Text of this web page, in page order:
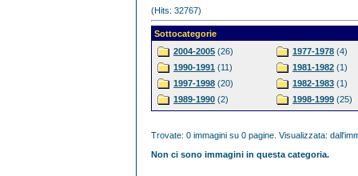
(Hits: 32767)
Sottocategorie
2004-2005 (26)
1990-1991 (11)
1997-1998 (20)
1989-1990 (2)
1977-1978 (4)
1981-1982 (1)
1982-1983 (1)
1998-1999 (25)
Trovate: 0 immagini su 0 pagine. Visualizzata:
Non ci sono immagini in questa categoria.